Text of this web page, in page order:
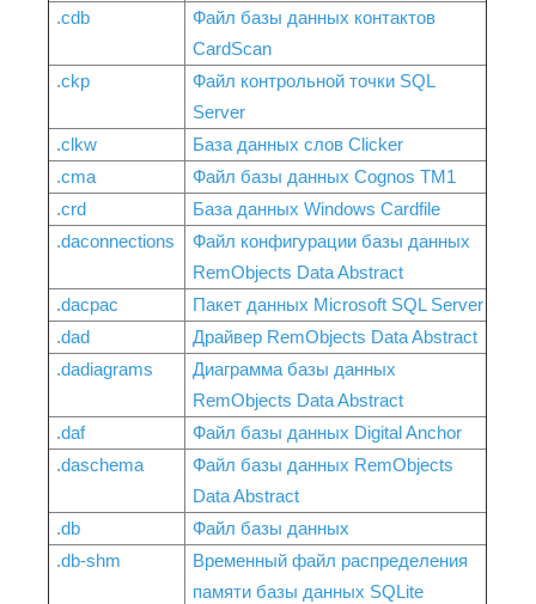
.cdb
Файл базы данных контактов
CardScan
.ckp
Файл контрольной точки SQL
Server
.clkw
База данных слов Clicker
.cma
Файл базы данных Cognos TM1
.crd
База данных Windows Cardfile
.daconnections
Файл конфигурации базы данных
RemObjects Data Abstract
.dacpac
Пакет данных Microsoft SQL Server
.dad
Драйвер RemObjects Data Abstract
.dadiagrams
Диаграмма базы данных
RemObjects Data Abstract
.daf
Файл базы данных Digital Anchor
.daschema
Файл базы данных RemObjects
Data Abstract
.db
Файл базы данных
.db-shm
Временный файл распределения
памяти базы данных SQLite